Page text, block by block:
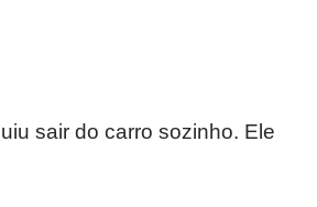
sair do carro sozinho. Ele